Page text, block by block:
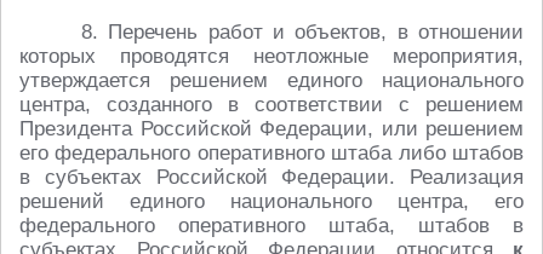
8. Перечень работ и объектов, в отношении
которых проводятся неотложные мероприятия,
утверждается решением единого национального
центра, созданного в соответствии с решением
Президента Российской Федерации, или решением
его федерального оперативного штаба либо штабов
в субъектах Российской Федерации. Реализация
решений единого национального центра, его
федерального оперативного штаба, штабов в